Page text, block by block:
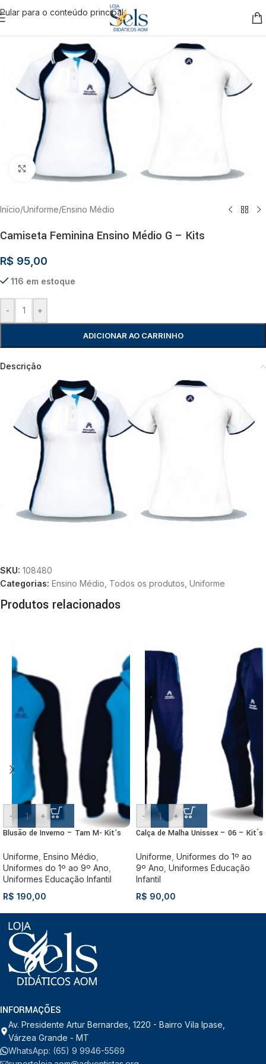
Pular para o conteúdo principal
Clique para ampliar
Início/Uniforme/Ensino Médio
Camiseta Feminina Ensino Médio G – Kits
R$ 95,00
116 em estoque
- +
ADICIONAR AO CARRINHO
Descrição
SKU: 108480
Categorias: Ensino Médio Todos os produtos Uniforme
Produtos relacionados
- +
Blusão de Inverno – Tam M- Kit’s
Uniforme Ensino Médio
Uniformes do 1º ao 9º Ano
Uniformes Educação Infantil
R$ 190,00
- +
Calça de Malha Unissex – 06 – Kit´s
Uniforme Uniformes do 1º ao
9º Ano Uniformes Educação
Infantil
R$ 90,00
INFORMAÇÕES
Av. Presidente Artur Bernardes, 1220 - Bairro Vila Ipase,
Várzea Grande - MT
WhatsApp: (65) 9 9946-5569